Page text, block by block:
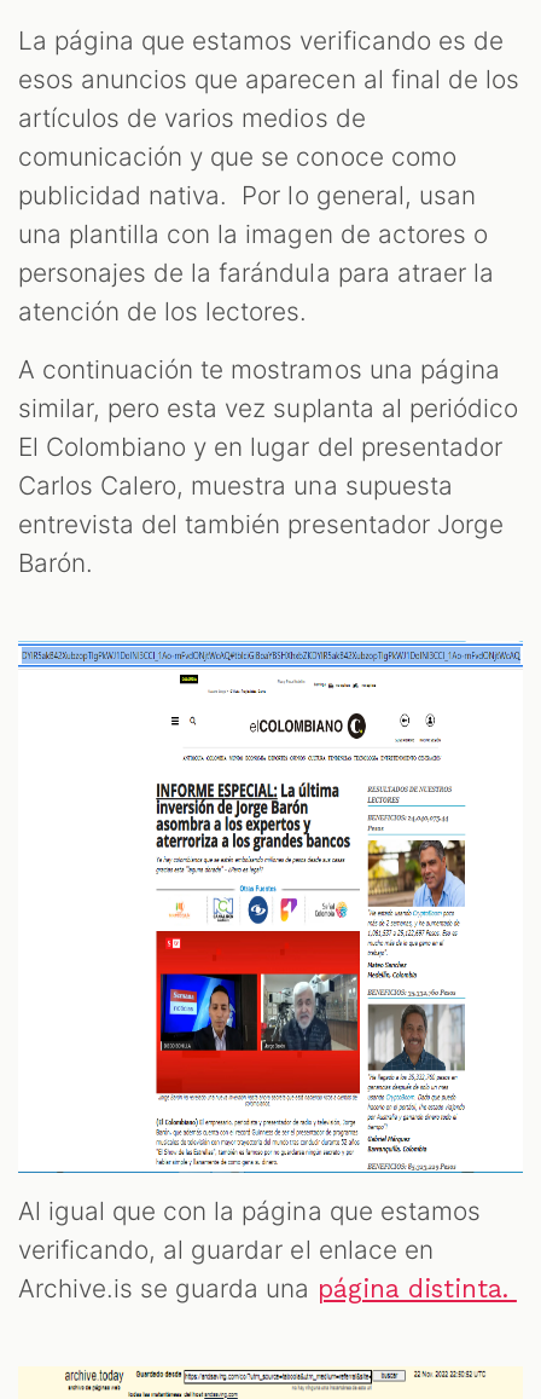
La página que estamos verificando es de
esos anuncios que aparecen al final de los
artículos de varios medios de
comunicación y que se conoce como
publicidad nativa. Por lo general, usan
una plantilla con la imagen de actores o
personajes de la farándula para atraer la
atención de los lectores.
A continuación te mostramos una página
similar, pero esta vez suplanta al periódico
El Colombiano y en lugar del presentador
Carlos Calero, muestra una supuesta
entrevista del también presentador Jorge
Barón.
Al igual que con la página que estamos
verificando, al guardar el enlace en
Archive.is se guarda una página distinta.